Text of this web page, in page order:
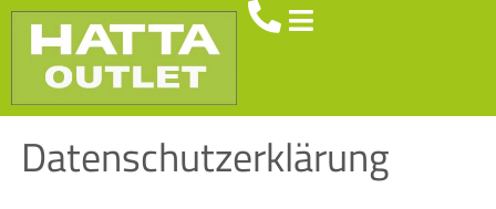
Brennstoffe
Datenschutzerklärung